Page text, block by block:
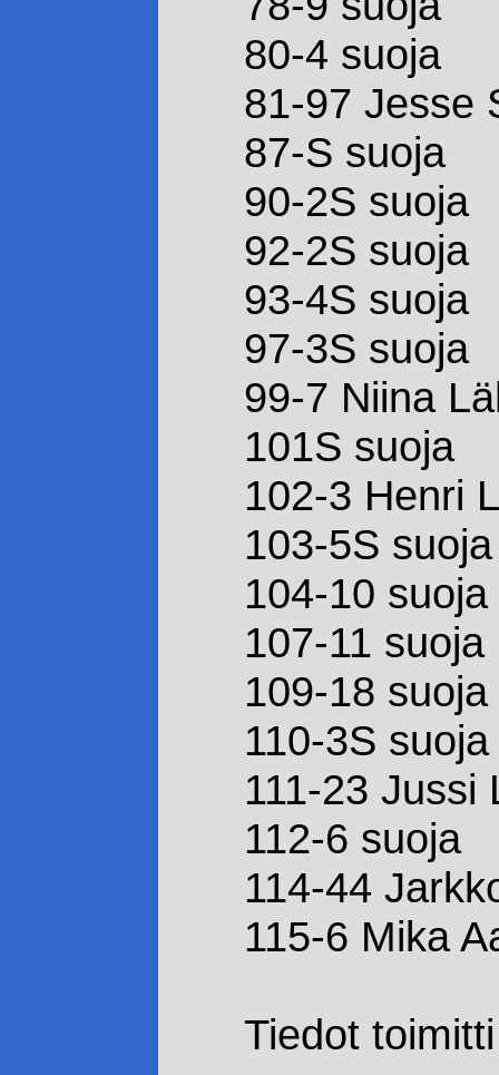
80-4 suoja
81-97 Jesse
87-S suoja
90-2S suoja
92-2S suoja
93-4S suoja
97-3S suoja
99-7 Niina
101S suoja
102-3 Henri
103-5S suoja
104-10 suoja
107-11 suoja
109-18 suoja
110-3S suoja
111-23 Jussi
112-6 suoja
114-44
115-6 Mika
Tiedot